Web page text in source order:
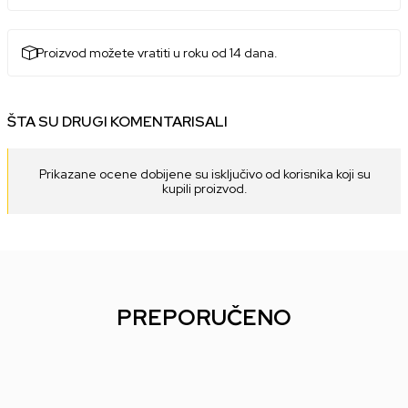
Proizvod možete vratiti u roku od 14 dana.
ŠTA SU DRUGI KOMENTARISALI
Prikazane ocene dobijene su isključivo od korisnika koji su
kupili proizvod.
PREPORUČENO